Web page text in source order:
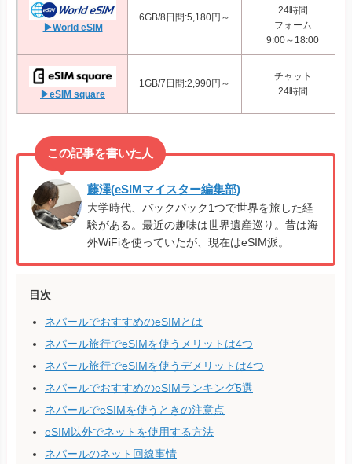
▶World eSIM
6GB/8日間:5,180円～
24時間
フォーム
9:00～18:00
▶eSIM square
1GB/7日間:2,990円～
チャット
24時間
藤澤(eSIMマイスター編集部)
大学時代、バックパック1つで世界を旅した経
験がある。最近の趣味は世界遺産巡り。昔は海
外WiFiを使っていたが、現在はeSIM派。
目次
ネパールでおすすめのeSIMとは
ネパール旅行でeSIMを使うメリットは4つ
ネパール旅行でeSIMを使うデメリットは4つ
ネパールでおすすめのeSIMランキング5選
ネパールでeSIMを使うときの注意点
eSIM以外でネットを使用する方法
ネパールのネット回線事情